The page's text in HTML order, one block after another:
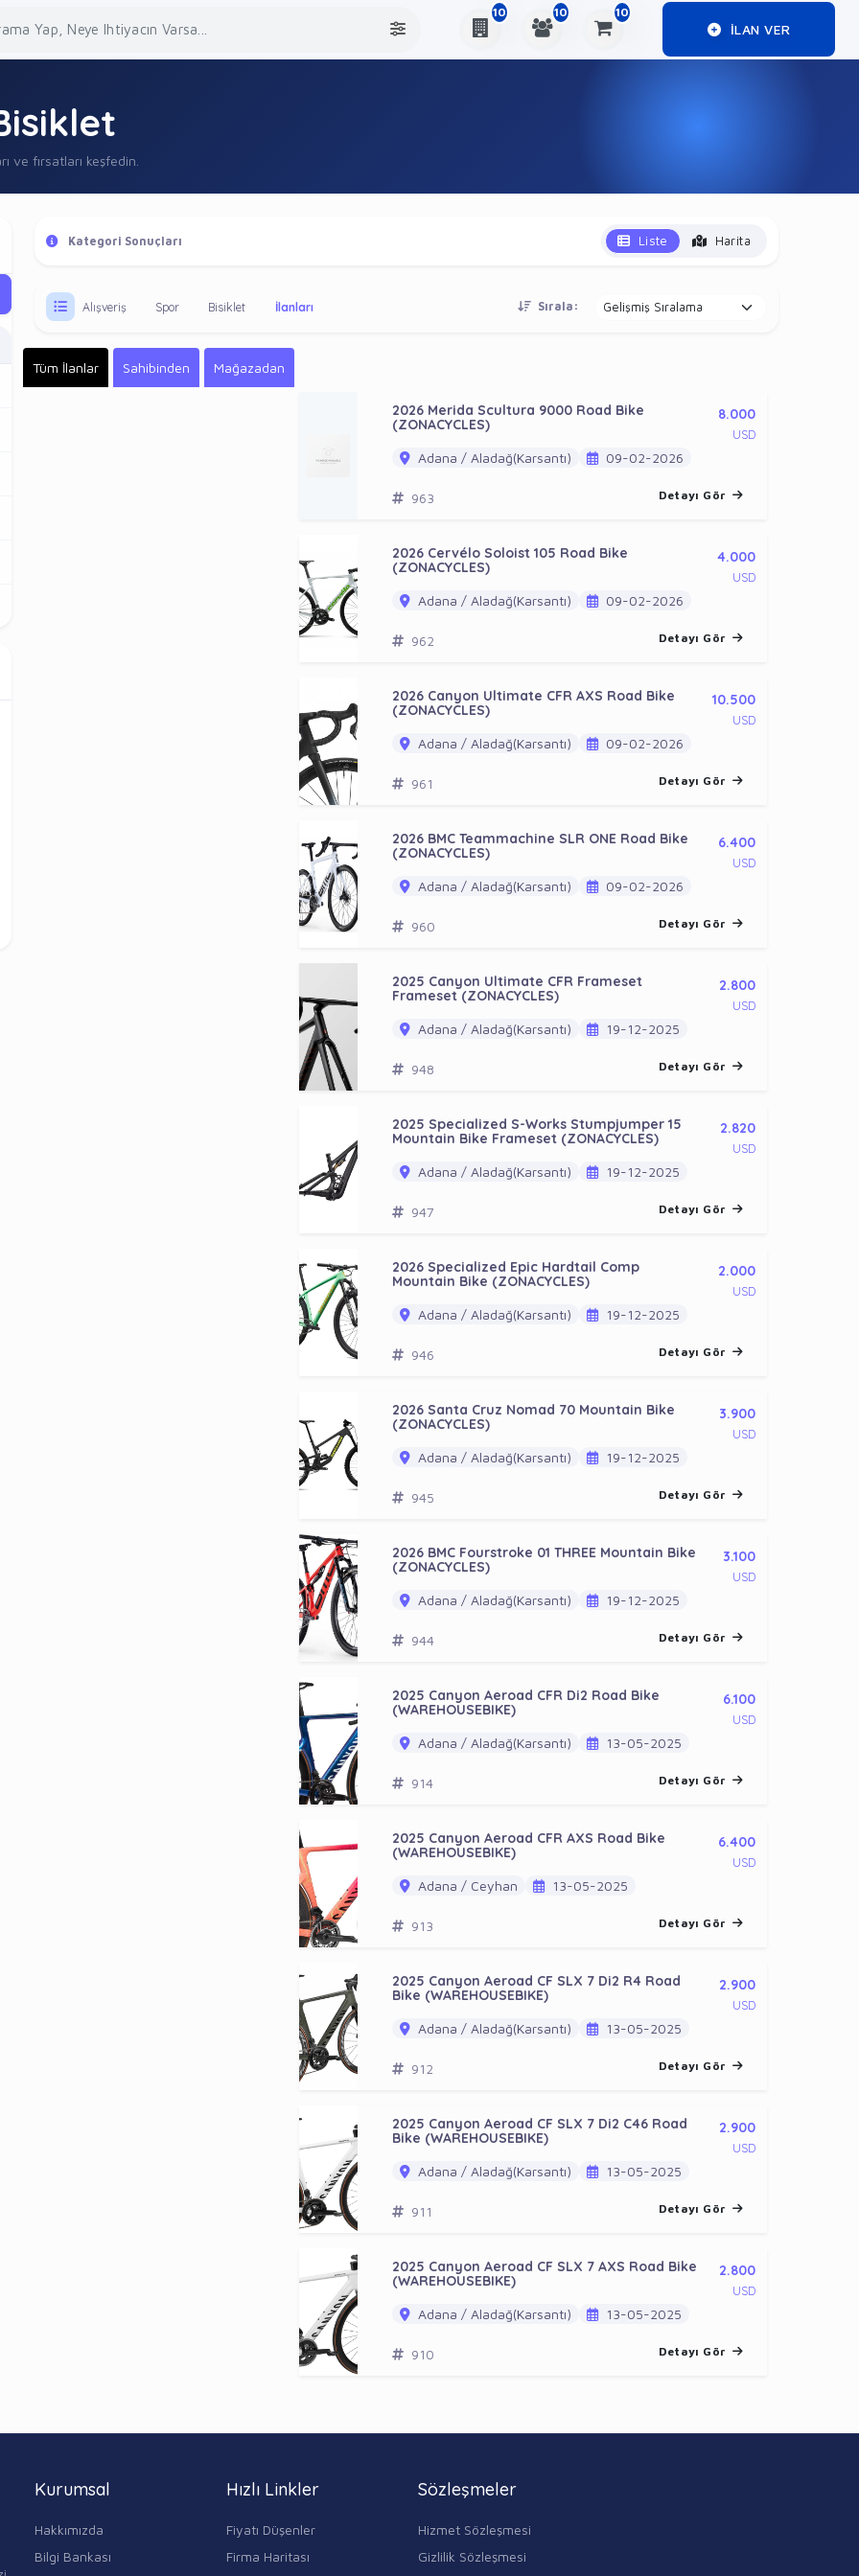
10 10 10
ILAN VER
ve fırsatları keşfedin.
Kategori Sonuçları Liste Harita
Alışveriş Spor Bisiklet İlanları Sırala:
Tüm İlanlar Sahibinden Mağazadan
2026 Merida Scultura 9000 Road Bike
(ZONACYCLES)
8.000
USD
Adana / Aladağ(Karsantı) 09-02-2026
963 Detayı Gör
2026 Cervélo Soloist 105 Road Bike
(ZONACYCLES)
4.000
USD
Adana / Aladağ(Karsantı) 09-02-2026
962 Detayı Gör
2026 Canyon Ultimate CFR AXS Road Bike
(ZONACYCLES)
10.500
USD
Adana / Aladağ(Karsantı) 09-02-2026
961 Detayı Gör
2026 BMC Teammachine SLR ONE Road Bike
(ZONACYCLES)
6.400
USD
Adana / Aladağ(Karsantı) 09-02-2026
960 Detayı Gör
2025 Canyon Ultimate CFR Frameset
Frameset (ZONACYCLES)
2.800
USD
Adana / Aladağ(Karsantı) 19-12-2025
948 Detayı Gör
2025 Specialized S-Works Stumpjumper 15
Mountain Bike Frameset (ZONACYCLES)
2.820
USD
Adana / Aladağ(Karsantı) 19-12-2025
947 Detayı Gör
2026 Specialized Epic Hardtail Comp
Mountain Bike (ZONACYCLES)
2.000
USD
Adana / Aladağ(Karsantı) 19-12-2025
946 Detayı Gör
2026 Santa Cruz Nomad 70 Mountain Bike
(ZONACYCLES)
3.900
USD
Adana / Aladağ(Karsantı) 19-12-2025
945 Detayı Gör
2026 BMC Fourstroke 01 THREE Mountain Bike
(ZONACYCLES)
3.100
USD
Adana / Aladağ(Karsantı) 19-12-2025
944 Detayı Gör
2025 Canyon Aeroad CFR Di2 Road Bike
(WAREHOUSEBIKE)
6.100
USD
Adana / Aladağ(Karsantı) 13-05-2025
914 Detayı Gör
2025 Canyon Aeroad CFR AXS Road Bike
(WAREHOUSEBIKE)
6.400
USD
Adana / Ceyhan 13-05-2025
913 Detayı Gör
2025 Canyon Aeroad CF SLX 7 Di2 R4 Road
Bike (WAREHOUSEBIKE)
2.900
USD
Adana / Aladağ(Karsantı) 13-05-2025
912 Detayı Gör
2025 Canyon Aeroad CF SLX 7 Di2 C46 Road
Bike (WAREHOUSEBIKE)
2.900
USD
Adana / Aladağ(Karsantı) 13-05-2025
911 Detayı Gör
2025 Canyon Aeroad CF SLX 7 AXS Road Bike
(WAREHOUSEBIKE)
2.800
USD
Adana / Aladağ(Karsantı) 13-05-2025
910 Detayı Gör
Kurumsal
Hakkımızda
Bilgi Bankası
Hızlı Linkler
Fiyatı Düşenler
Firma Haritası
Sözleşmeler
Hizmet Sözleşmesi
Gizlilik Sözleşmesi